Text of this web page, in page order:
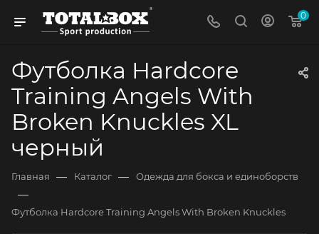
0
Футболка Hardcore
Training Angels With
Broken Knuckles XL
черный
Главная — Каталог — Одежда для бокса и единоборств
—
Футболка Hardcore Training Angels With Broken Knuckles